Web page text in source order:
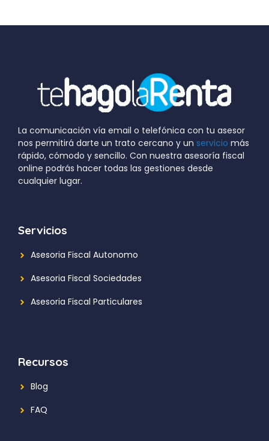
La comunicación vía email o telefónica con tu asesor
nos permitirá darte un trato cercano y un servicio más
rápido, cómodo y sencillo. Con nuestra asesoría fiscal
online podrás hacer todas las gestiones desde
cualquier lugar.
Servicios
Asesoria Fiscal Autonomo
Asesoria Fiscal Sociedades
Asesoria Fiscal Particulares
Recursos
Blog
FAQ